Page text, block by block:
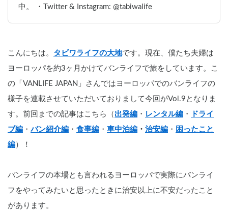
中。 ・Twitter & Instagram: @tabiwalife
こんにちは。 タビワライフの大地です。現在、僕たち夫婦は
ヨーロッパを約3ヶ月かけてバンライフで旅をしています。こ
の「VANLIFE JAPAN」さんではヨーロッパでのバンライフの
様子を連載させていただいておりまして今回がVol.9となりま
す。前回までの記事はこちら（ 出発編 ・ レンタル編 ・
ドライ
ブ編 ・バン紹介編 ・ 食事編 ・ 車中泊編 ・ 治安編 ・ 困ったこと
編）！
バンライフの本場とも言われるヨーロッパで実際にバンライ
フをやってみたいと思ったときに治安以上に不安だったこと
があります。